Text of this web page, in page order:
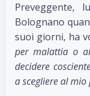
Preveggente,
Bolognano
suoi giorni, ha
per malattia o
decidere
a scegliere al mio